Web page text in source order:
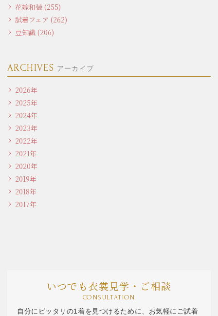
花嫁和装 (255)
試着フェア (262)
豆知識 (206)
ARCHIVES アーカイブ
2026年
2025年
2024年
2023年
2022年
2021年
2020年
2019年
2018年
2017年
いつでも衣裳見学・ご相談
CONSULTATION
自分にピッタリの1着を見つけるために、お気軽にご試着